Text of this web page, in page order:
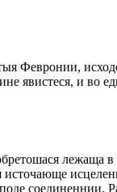
Февронии,
явистеся, и во
лежаща
источающе
соединеннии.